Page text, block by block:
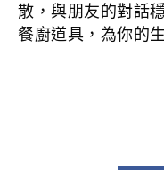
散，與朋友的對話
餐廚道具，為你的